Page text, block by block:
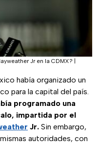
Jr en la CDMX?
había organizado un
para la capital del país.
programado una
impartida por el
Jr. Sin embargo,
autoridades, con